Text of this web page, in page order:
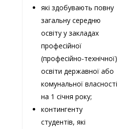
які здобувають повну
загальну середню
освіту у закладах
професійної
(професійно-технічної)
освіти державної або
комунальної власності
на 1 січня року;
контингенту
студентів, які